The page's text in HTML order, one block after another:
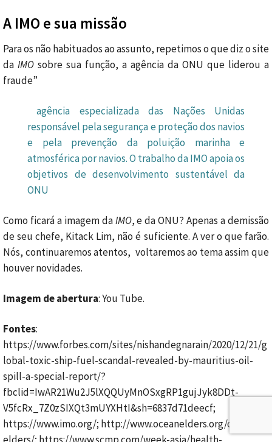
A IMO e sua missão
Para os não habituados ao assunto, repetimos o que diz o site
da IMO sobre sua função, a agência da ONU que liderou a
fraude”
agência especializada das Nações Unidas
responsável pela segurança e proteção dos navios
e pela prevenção da poluição marinha e
atmosférica por navios. O trabalho da IMO apoia os
objetivos de desenvolvimento sustentável da
ONU
Como ficará a imagem daIMO, e da ONU? Apenas a demissão
de seu chefe, Kitack Lim, não é suficiente. A ver o que farão.
Nós, continuaremos atentos, voltaremos ao tema assim que
houver novidades.
Imagem de abertura: You Tube.
Fontes:
https://www.forbes.com/sites/nishandegnarain/2020/12/21/g
lobal-toxic-ship-fuel-scandal-revealed-by-mauritius-oil-
spill-a-special-report/?
fbclid=IwAR21Wu2J5lXQQUyMnOSxgRP1gujJyk8DDt-
V5fcRx_7Z0zSIXQt3mUYXHtI&sh=6837d71deecf;
https://www.imo.org/; http://www.oceanelders.org/ocean-
elders/; https://www.scmp.com/week-asia/health-